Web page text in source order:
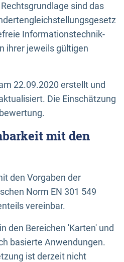
sind das
Informationstechnik-
ihrer jeweils gültigen
22.09.2020 erstellt und
Die Einschätzung
mit den
den Vorgaben der
Norm EN 301 549
vereinbar.
den Bereichen 'Karten' und
basierte Anwendungen.
ist derzeit nicht